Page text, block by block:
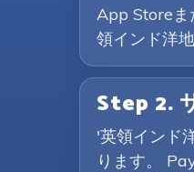
App Storeま
領インド洋
Step 2.
'英領インド
ります。